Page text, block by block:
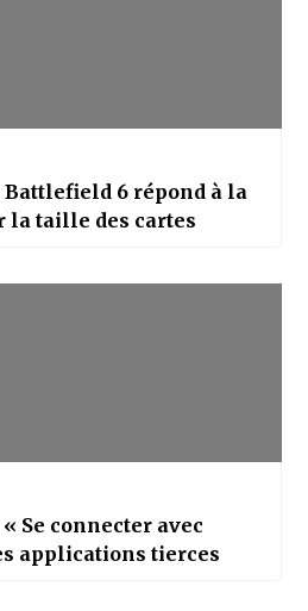
Battlefield 6 répond à la
la taille des cartes
Se connecter avec
applications tierces